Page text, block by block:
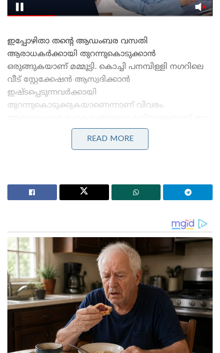
ഇപ്പോഴിതാ തന്റെ ആഡംബര വസതി
ആരാധകർക്കായി തുറന്നുകൊടുക്കാൻ
ഒരുങ്ങുകയാണ് മമ്മൂട്ടി. കൊച്ചി പനമ്പിള്ളി നഗറിലെ
വീട് സ്റ്റേക്കേഷൻ ആസ്വദിക്കാൻ
ഇഷ്ടപ്പെടുന്നവർക്കായി
തുറന്നുകൊടുക്കുകയാണെന്നാണ് വിവരം.
വീട്.മമ്മൂട്ടി ഹൗസ്’ കഴിഞ്ഞ ദിവസം മുതലാണ്
അതിഥികള്‍ക്ക് തുറന്നുനല്‍കിയത്. വെക്കേഷന്‍
ബോട്ടീക് മോഡലിലാണ് വീട് പുതുക്കി
പണിതിരിക്കുന്നത്. ഇവിടെ സ്റ്റേക്കേഷനായുള്ള
ദിവസം മമ്മൂട്ടിയുടെ വീട്ടിൽ താമസിക്കാനായുള്ള തുക.
Stories you may like
വിവാഹമോചന ഹർജി പിൻവലിച്ച് സംഗീത ;
വിജയ്ക്കെതിരായ കുടുംബ കോടതിയിലെ എല്ലാ
നടപടികളും അവസാനിപ്പിച്ചു
‘തമിഴ്‌നാട്ടിലെ ബസ് കണ്ടിട്ടുണ്ടോ?, നമ്മുടെ KSRTC
ബസിൽ ഡ്രൈവറോ കണ്ടക്ടറോ ഒരു തുള്ളി
വെള്ളമൊഴിക്കുന്നത് കണ്ടിട്ടുണ്ടോ?’: രമേശ്
ചെന്നിത്തല!
READ MORE